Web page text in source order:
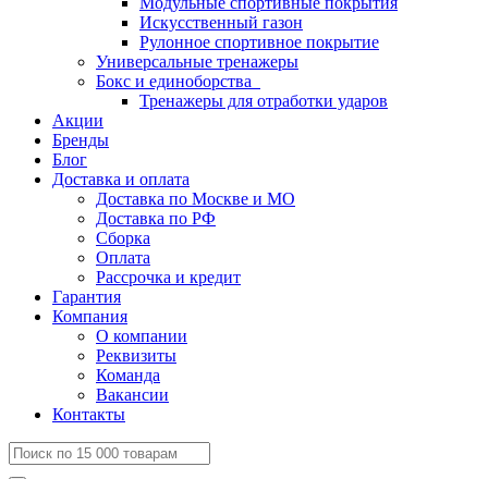
Искусственный газон
Рулонное спортивное покрытие
Универсальные тренажеры
Бокс и единоборства
Тренажеры для отработки ударов
Акции
Бренды
Блог
Доставка и оплата
Доставка по Москве и МО
Доставка по РФ
Сборка
Оплата
Рассрочка и кредит
Гарантия
Компания
О компании
Реквизиты
Команда
Вакансии
Контакты